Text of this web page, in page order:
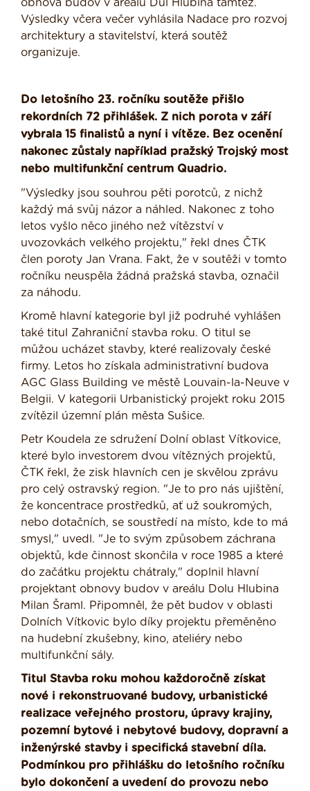
obnova budov v areálu Důl Hlubina tamtéž.
Výsledky včera večer vyhlásila Nadace pro rozvoj
architektury a stavitelství, která soutěž
organizuje.
Do letošního 23. ročníku soutěže přišlo
rekordních 72 přihlášek. Z nich porota v září
vybrala 15 finalistů a nyní i vítěze. Bez ocenění
nakonec zůstaly například pražský Trojský most
nebo multifunkční centrum Quadrio.
"Výsledky jsou souhrou pěti porotců, z nichž
každý má svůj názor a náhled. Nakonec z toho
letos vyšlo něco jiného než vítězství v
uvozovkách velkého projektu," řekl dnes ČTK
člen poroty Jan Vrana. Fakt, že v soutěži v tomto
ročníku neuspěla žádná pražská stavba, označil
za náhodu.
Kromě hlavní kategorie byl již podruhé vyhlášen
také titul Zahraniční stavba roku. O titul se
můžou ucházet stavby, které realizovaly české
firmy. Letos ho získala administrativní budova
AGC Glass Building ve městě Louvain-la-Neuve v
Belgii. V kategorii Urbanistický projekt roku 2015
zvítězil územní plán města Sušice.
Petr Koudela ze sdružení Dolní oblast Vítkovice,
které bylo investorem dvou vítězných projektů,
ČTK řekl, že zisk hlavních cen je skvělou zprávu
pro celý ostravský region. "Je to pro nás ujištění,
že koncentrace prostředků, ať už soukromých,
nebo dotačních, se soustředí na místo, kde to má
smysl," uvedl. "Je to svým způsobem záchrana
objektů, kde činnost skončila v roce 1985 a které
do začátku projektu chátraly," doplnil hlavní
projektant obnovy budov v areálu Dolu Hlubina
Milan Šraml. Připomněl, že pět budov v oblasti
Dolních Vítkovic bylo díky projektu přeměněno
na hudební zkušebny, kino, ateliéry nebo
multifunkční sály.
Titul Stavba roku mohou každoročně získat
nové i rekonstruované budovy, urbanistické
realizace veřejného prostoru, úpravy krajiny,
pozemní bytové i nebytové budovy, dopravní a
inženýrské stavby i specifická stavební díla.
Podmínkou pro přihlášku do letošního ročníku
bylo dokončení a uvedení do provozu nebo